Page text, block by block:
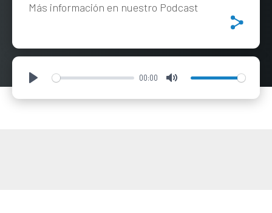
Más información en nuestro Podcast
Play 00:00 Mute